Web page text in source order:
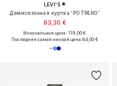
LEVI'S ®
Демисезонная куртка 'POTRERO'
83,30 €
Изначальная цена: 119,00 €
Последняя самая низкая цена:84,00 €